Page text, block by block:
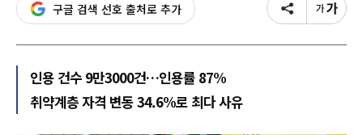
구글 검색 선호 출처로 추가
인용 건수 9만3000건…인용률 87%
취약계층 자격 변동 34.6%로 최다 사유